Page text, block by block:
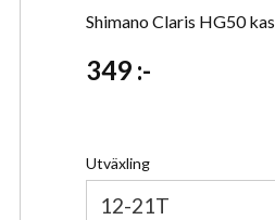
Shimano Claris HG50
349:-
Utväxling